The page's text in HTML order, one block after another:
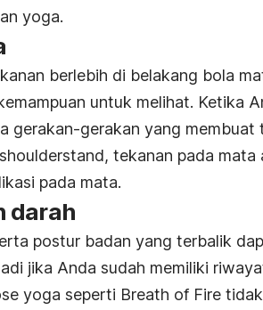
yoga.
berlebih di belakang bola
untuk melihat. Ketika
gerakan-gerakan yang membuat
shoulderstand, tekanan pada mata
pada mata.
darah
postur badan yang terbalik
jika Anda sudah memiliki
yoga seperti Breath of Fire